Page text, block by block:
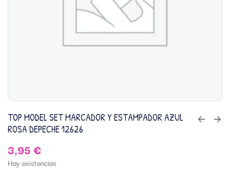
TOP MODEL SET MARCADOR Y ESTAMPADOR AZUL
ROSA DEPECHE 12626
3,95 €
Hay existencias